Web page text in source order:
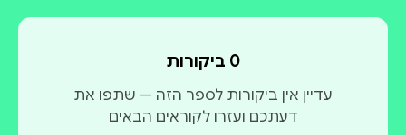
0 ביקורות
עדיין אין ביקורות לספר הזה — שתפו את
דעתכם ועזרו לקוראים הבאים